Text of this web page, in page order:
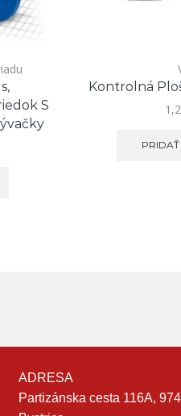
S
Kontrolná
ADRESA
Partizánska cesta 116A,